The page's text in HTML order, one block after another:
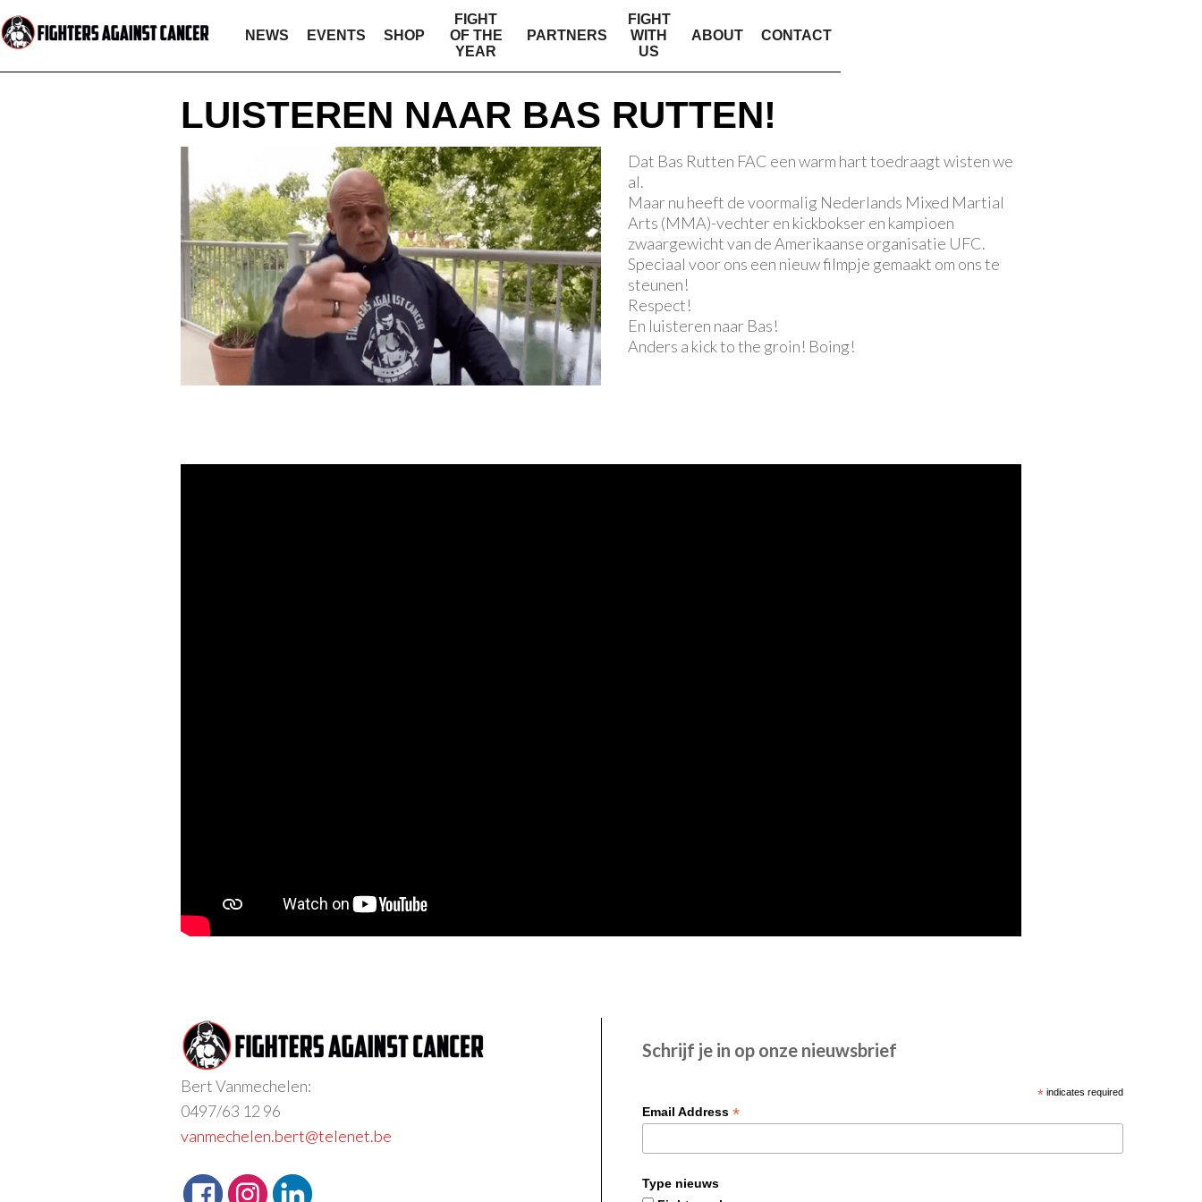
NEWS EVENTS SHOP
FIGHT
OF THE
YEAR
PARTNERS
FIGHT
WITH
US
ABOUT CONTACT
LUISTEREN NAAR BAS RUTTEN!
Dat Bas Rutten FAC een warm hart toedraagt wisten we
al.
Maar nu heeft de voormalig Nederlands Mixed Martial
Arts (MMA)-vechter en kickbokser en kampioen
zwaargewicht van de Amerikaanse organisatie UFC.
Speciaal voor ons een nieuw filmpje gemaakt om ons te
steunen!
Respect!
En luisteren naar Bas!
Anders a kick to the groin! Boing!
Bert Vanmechelen:
0497/63 12 96
vanmechelen.bert@telenet.be
Schrijf je in op onze nieuwsbrief
*indicates required
Email Address *
Type nieuws